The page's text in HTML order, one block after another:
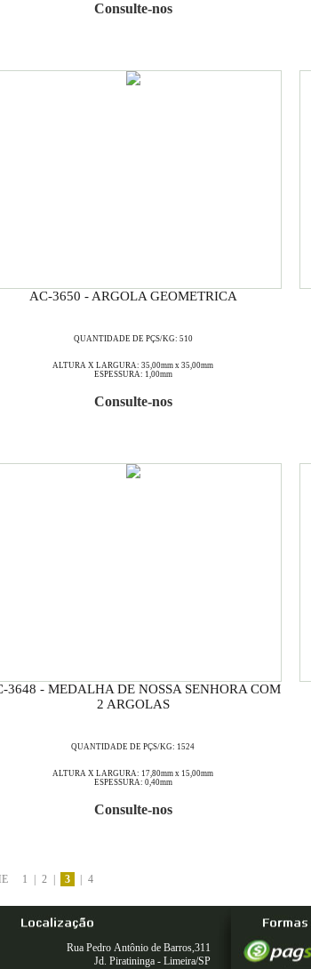
Consulte-nos
AC-3650 - ARGOLA GEOMETRICA
QUANTIDADE DE PÇS/KG: 510
ALTURA X LARGURA: 35,00mm x 35,00mm
ESPESSURA: 1,00mm
Consulte-nos
3648 - MEDALHA DE NOSSA SENHORA COM
2 ARGOLAS
QUANTIDADE DE PÇS/KG: 1524
ALTURA X LARGURA: 17,80mm x 15,00mm
ESPESSURA: 0,40mm
Consulte-nos
1 2 3 4
Rua Pedro Antônio de Barros,311
Jd. Piratininga - Limeira/SP